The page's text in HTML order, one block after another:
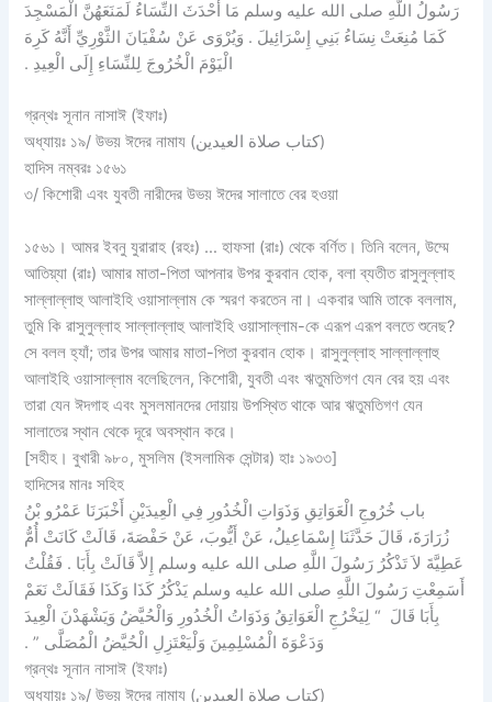
رَسُولُ اللَّهِ صلى الله عليه وسلم مَا أَحْدَثَ النِّسَاءُ لَمَنَعَهُنَّ الْمَسْجِدَ
كَمَا مُنِعَتْ نِسَاءُ بَنِي إِسْرَائِيلَ ‏.‏ وَيُرْوَى عَنْ سُفْيَانَ الثَّوْرِيِّ أَنَّهُ كَرِهَ
الْيَوْمَ الْخُرُوجَ لِلنِّسَاءِ إِلَى الْعِيدِ ‏.‏
গ্রন্থঃ সূনান নাসাঈ (ইফাঃ)
অধ্যায়ঃ ১৯/ উভয় ঈদের নামায (كتاب صلاة العيدين)
হাদিস নম্বরঃ ১৫৬১
৩/ কিশোরী এবং যুবতী নারীদের উভয় ঈদের সালাতে বের হওয়া
১৫৬১। আমর ইবনু যুরারাহ (রহঃ) … হাফসা (রাঃ) থেকে বর্ণিত। তিনি বলেন, উম্মে
আতিয়্যা (রাঃ) আমার মাতা-পিতা আপনার উপর কুরবান হোক, বলা ব্যতীত রাসুলুল্লাহ
সাল্লাল্লাহু আলাইহি ওয়াসাল্লাম কে স্মরণ করতেন না। একবার আমি তাকে বললাম,
তুমি কি রাসুলুল্লাহ সাল্লাল্লাহু আলাইহি ওয়াসাল্লাম-কে এরূপ এরূপ বলতে শুনেছ?
সে বলল হ্যাঁ; তার উপর আমার মাতা-পিতা কুরবান হোক। রাসুলুল্লাহ সাল্লাল্লাহু
আলাইহি ওয়াসাল্লাম বলেছিলেন, কিশোরী, যুবতী এবং ঋতুমতিগণ যেন বের হয় এবং
তারা যেন ঈদগাহ এবং মুসলমানদের দোয়ায় উপস্থিত থাকে আর ঋতুমতিগণ যেন
সালাতের স্থান থেকে দূরে অবস্থান করে।
[সহীহ। বুখারী ৯৮০, মুসলিম (ইসলামিক সেন্টার) হাঃ ১৯৩৩]
হাদিসের মানঃ সহিহ
باب خُرُوجِ الْعَوَاتِقِ وَذَوَاتِ الْخُدُورِ فِي الْعِيدَيْنِ أَخْبَرَنَا عَمْرُو بْنُ
زُرَارَةَ، قَالَ حَدَّثَنَا إِسْمَاعِيلُ، عَنْ أَيُّوبَ، عَنْ حَفْصَةَ، قَالَتْ كَانَتْ أُمُّ
عَطِيَّةَ لاَ تَذْكُرُ رَسُولَ اللَّهِ صلى الله عليه وسلم إِلاَّ قَالَتْ بِأَبَا ‏.‏ فَقُلْتُ
أَسَمِعْتِ رَسُولَ اللَّهِ صلى الله عليه وسلم يَذْكُرُ كَذَا وَكَذَا فَقَالَتْ نَعَمْ
بِأَبَا قَالَ ‏ “‏ لِيَخْرُجِ الْعَوَاتِقُ وَذَوَاتُ الْخُدُورِ وَالْحُيَّضُ وَيَشْهَدْنَ الْعِيدَ
وَدَعْوَةَ الْمُسْلِمِينَ وَلْيَعْتَزِلِ الْحُيَّضُ الْمُصَلَّى ‏”‏ ‏.‏
গ্রন্থঃ সূনান নাসাঈ (ইফাঃ)
অধ্যায়ঃ ১৯/ উভয় ঈদের নামায (كتاب صلاة العيدين)